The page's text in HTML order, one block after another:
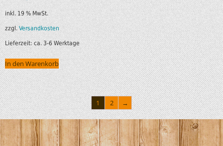
inkl. 19 % MwSt.
zzgl.Versandkosten
Lieferzeit:ca. 3-6 Werktage
In den Warenkorb
1 2 →